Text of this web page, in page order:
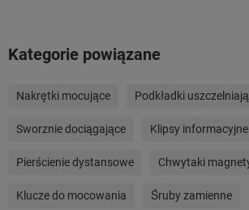
Kategorie powiązane
Nakrętki mocujące Podkładki
Sworznie dociągające Klipsy informacyjne
Pierścienie dystansowe Chwytaki
Klucze do mocowania Śruby zamienne